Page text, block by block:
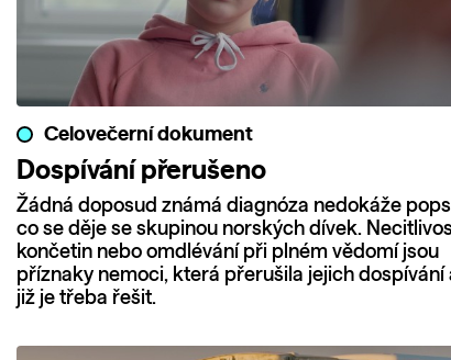
Celovečerní dokument
Dospívání přerušeno
Žádná doposud známá diagnóza nedokáže
co se děje se skupinou norských dívek.
končetin nebo omdlévání při plném vědomí jsou
příznaky nemoci, která přerušila jejich dospívání
již je třeba řešit.